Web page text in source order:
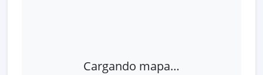
Cargando mapa…